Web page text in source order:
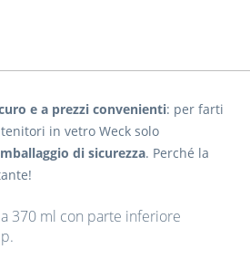
e a prezzi convenienti: per farti
in vetro Weck solo
di sicurezza. Perché la
370 ml con parte inferiore